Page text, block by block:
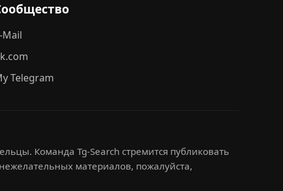
Mail
Telegram
Команда Tg-Search стремится публиковать
материалов, пожалуйста,